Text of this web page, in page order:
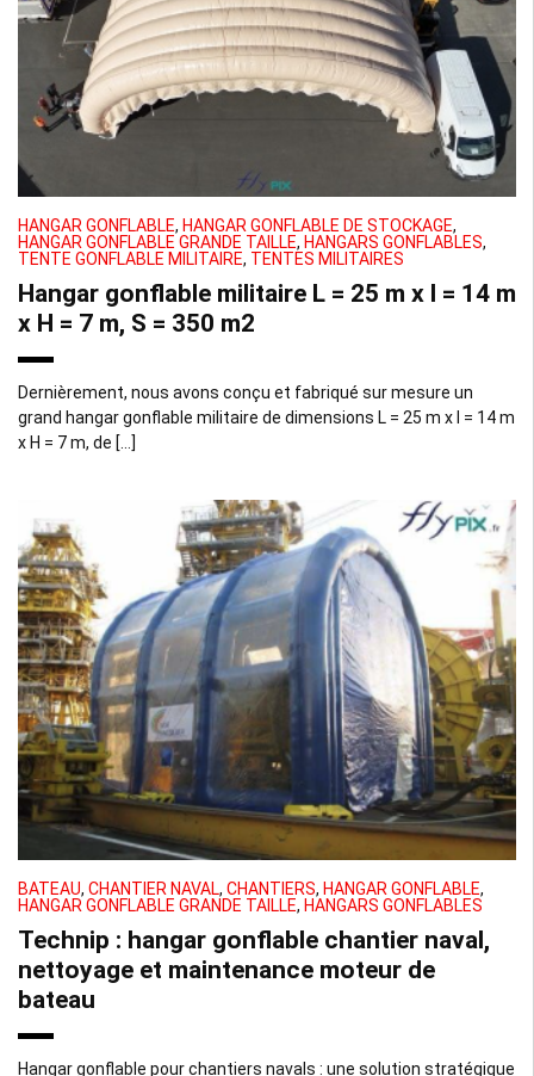
HANGAR GONFLABLE, HANGAR GONFLABLE DE STOCKAGE,
HANGAR GONFLABLE GRANDE TAILLE, HANGARS GONFLABLES,
TENTE GONFLABLE MILITAIRE, TENTES MILITAIRES
Hangar gonflable militaire L = 25 m x l = 14 m
x H = 7 m, S = 350 m2
Dernièrement, nous avons conçu et fabriqué sur mesure un
grand hangar gonflable militaire de dimensions L = 25 m x l = 14 m
x H = 7 m, de […]
BATEAU, CHANTIER NAVAL, CHANTIERS, HANGAR GONFLABLE,
HANGAR GONFLABLE GRANDE TAILLE, HANGARS GONFLABLES
Technip : hangar gonflable chantier naval,
nettoyage et maintenance moteur de
bateau
Hangar gonflable pour chantiers navals : une solution stratégique